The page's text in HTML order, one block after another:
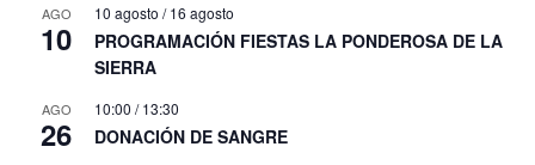
AGO
10
10 agosto /16 agosto
PROGRAMACIÓN FIESTAS LA PONDEROSA DE LA
SIERRA
AGO
26
10:00 /13:30
DONACIÓN DE SANGRE